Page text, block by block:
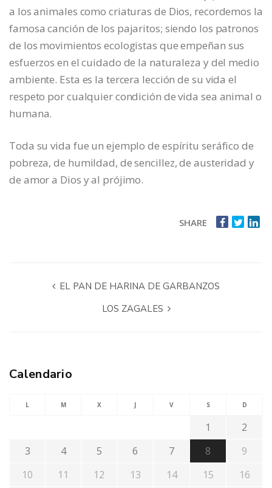
a los animales como criaturas de Dios, recordemos la
famosa canción de los pajaritos; siendo los patronos
de los movimientos ecologistas que empeñan sus
esfuerzos en el cuidado de la naturaleza y del medio
ambiente. Esta es la tercera lección de su vida el
respeto por cualquier condición de vida sea animal o
humana.
Toda su vida fue un ejemplo de espíritu seráfico de
pobreza, de humildad, de sencillez, de austeridad y
de amor a Dios y al prójimo.
SHARE
EL PAN DE HARINA DE GARBANZOS
LOS ZAGALES
Calendario
L M X J V S D
1
2
3
4 5 6 7 8
9
10
11 12 13 14 15
16